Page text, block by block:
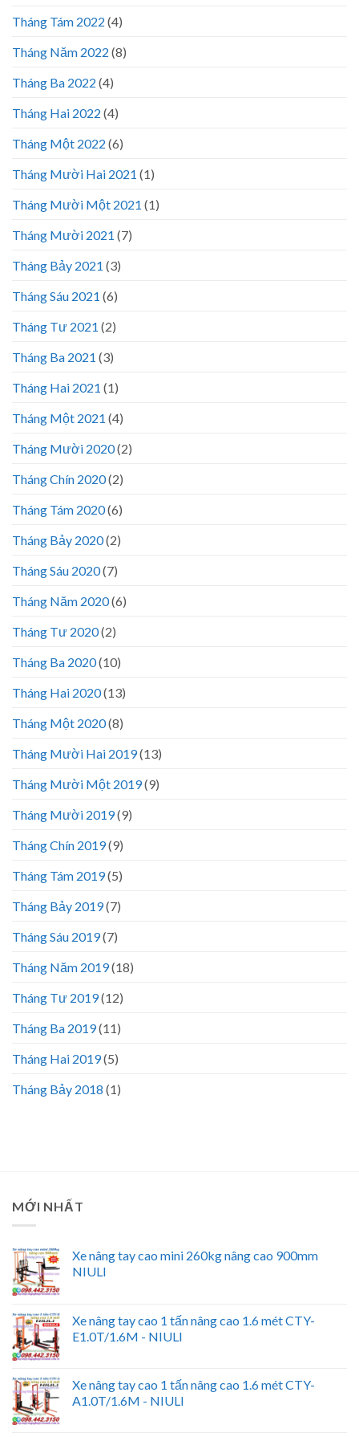
Tháng Tám 2022 (4)
Tháng Năm 2022 (8)
Tháng Ba 2022 (4)
Tháng Hai 2022 (4)
Tháng Một 2022 (6)
Tháng Mười Hai 2021 (1)
Tháng Mười Một 2021 (1)
Tháng Mười 2021 (7)
Tháng Bảy 2021 (3)
Tháng Sáu 2021 (6)
Tháng Tư 2021 (2)
Tháng Ba 2021 (3)
Tháng Hai 2021 (1)
Tháng Một 2021 (4)
Tháng Mười 2020(2)
Tháng Chín 2020(2)
Tháng Tám 2020(6)
Tháng Bảy 2020(2)
Tháng Sáu 2020(7)
Tháng Năm 2020(6)
Tháng Tư 2020(2)
Tháng Ba 2020(10)
Tháng Hai 2020(13)
Tháng Một 2020(8)
Tháng Mười Hai 2019(13)
Tháng Mười Một 2019(9)
Tháng Mười 2019(9)
Tháng Chín 2019(9)
Tháng Tám 2019(5)
Tháng Bảy 2019(7)
Tháng Sáu 2019(7)
Tháng Năm 2019(18)
Tháng Tư 2019(12)
Tháng Ba 2019(11)
Tháng Hai 2019(5)
Tháng Bảy 2018 (1)
MỚI NHẤT
Xe nâng tay cao mini 260kg nâng cao 900mm
NIULI
Xe nâng tay cao 1 tấn nâng cao 1.6 mét CTY-
E1.0T/1.6M - NIULI
Xe nâng tay cao 1 tấn nâng cao 1.6 mét CTY-
A1.0T/1.6M - NIULI